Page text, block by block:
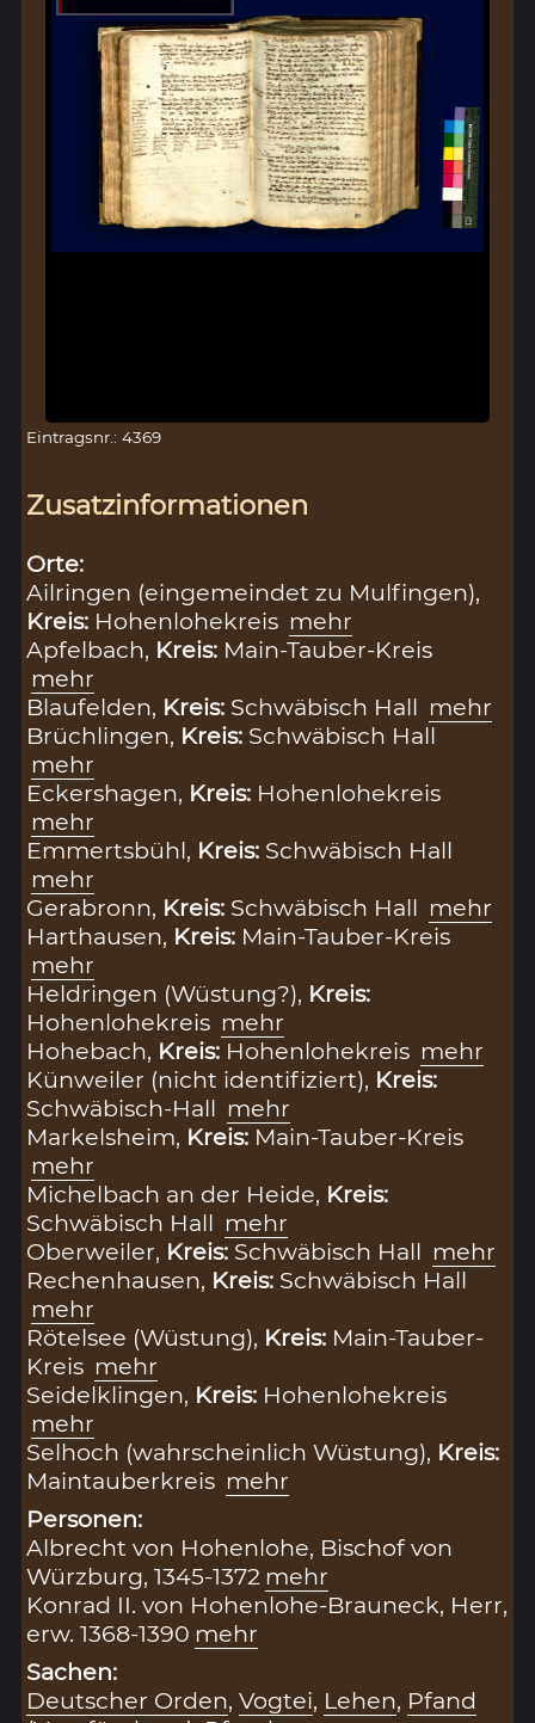
Eintragsnr.: 4369
Zusatzinformationen
Orte:
Ailringen (eingemeindet zu Mulfingen),
Kreis: Hohenlohekreis mehr
Apfelbach, Kreis: Main-Tauber-Kreis
mehr
Blaufelden, Kreis: Schwäbisch Hall mehr
Brüchlingen, Kreis: Schwäbisch Hall
mehr
Eckershagen, Kreis: Hohenlohekreis
mehr
Emmertsbühl, Kreis: Schwäbisch Hall
mehr
Gerabronn, Kreis: Schwäbisch Hall mehr
Harthausen, Kreis: Main-Tauber-Kreis
mehr
Heldringen (Wüstung?), Kreis:
Hohenlohekreis mehr
Hohebach, Kreis: Hohenlohekreis mehr
Künweiler (nicht identifiziert), Kreis:
Schwäbisch-Hall mehr
Markelsheim, Kreis: Main-Tauber-Kreis
mehr
Michelbach an der Heide, Kreis:
Schwäbisch Hall mehr
Oberweiler, Kreis: Schwäbisch Hall mehr
Rechenhausen, Kreis: Schwäbisch Hall
mehr
Rötelsee (Wüstung), Kreis: Main-Tauber-
Kreis mehr
Seidelklingen, Kreis: Hohenlohekreis
mehr
Selhoch (wahrscheinlich Wüstung), Kreis:
Maintauberkreis mehr
Personen:
Albrecht von Hohenlohe, Bischof von
Würzburg, 1345-1372 mehr
Konrad II. von Hohenlohe-Brauneck, Herr,
erw. 1368-1390 mehr
Sachen:
Deutscher Orden,Vogtei, Lehen, Pfand